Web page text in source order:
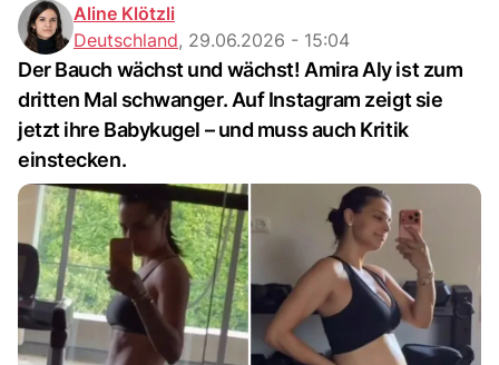
Aline Klötzli
Deutschland, 29.06.2026 - 15:04
Der Bauch wächst und wächst! Amira Aly ist zum
dritten Mal schwanger. Auf Instagram zeigt sie
jetzt ihre Babykugel – und muss auch Kritik
einstecken.